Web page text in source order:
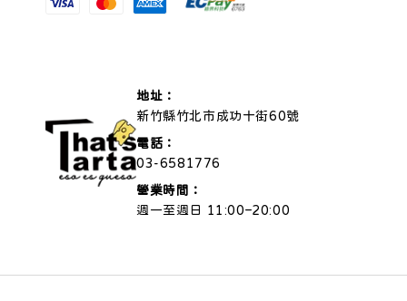
地址：
新竹縣竹北市成功十街60號
電話：
03-6581776
營業時間：
週一至週日 11:00–20:00